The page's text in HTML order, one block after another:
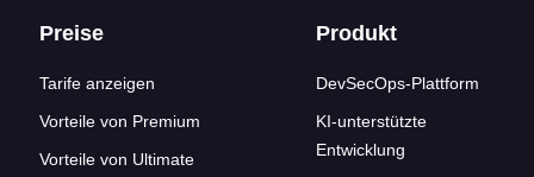
Footer-Links
Preise
Tarife anzeigen
Vorteile von Premium
Vorteile von Ultimate
Produkt
DevSecOps-Plattform
KI-unterstützte
Entwicklung